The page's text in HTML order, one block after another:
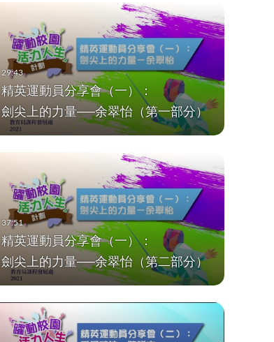
精英運動員分享會（一）：
劍尖上的力量──余翠怡（第一部分）
精英運動員分享會（一）：
劍尖上的力量──余翠怡（第二部分）